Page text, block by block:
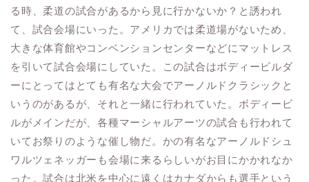
る時、柔道の試合があるから見に行かないか？と誘われ
て、試合会場にいった。アメリカでは柔道場がないため、
大きな体育館やコンベンションセンターなどにマットレス
を引いて試合会場にしていた。この試合はボディービルダ
ーにとってはとても有名な大会でアーノルドクラシックと
いうのがあるが、それと一緒に行われていた。ボディービ
ルがメインだが、各種マーシャルアーツの試合も行われて
いてお祭りのような催し物だ。かの有名なアーノルドシュ
ワルツェネッガーも会場に来るらしいがお目にかかれなか
った。試合は北米を中心に遠くはカナダからも選手という